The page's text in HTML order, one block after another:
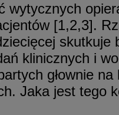
wytycznych
[1,2,3].
skutkuje
klinicznych i
głownie
Jaka jest tego